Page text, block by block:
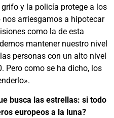
y la policía protege a los
arriesgamos a hipotecar
como la de esta
mantener nuestro nivel
personas con un alto nivel
Pero como se ha dicho, los
busca las estrellas: si todo
europeos a la luna?